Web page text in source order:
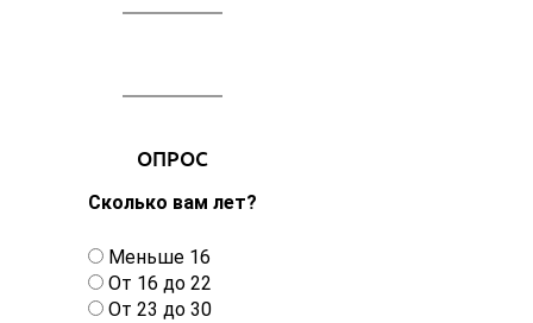
ОПРОС
Сколько вам лет?
В
а
р
Меньше 16
От 16 до 22
От 23 до 30